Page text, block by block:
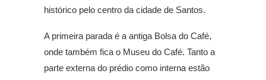
histórico pelo centro da cidade de Santos.
A primeira parada é a antiga Bolsa do Café,
onde também fica o Museu do Café. Tanto a
parte externa do prédio como interna estão